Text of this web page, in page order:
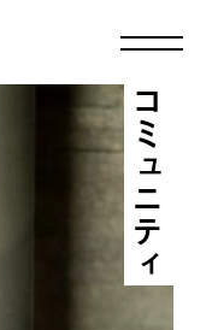
コミュニティ